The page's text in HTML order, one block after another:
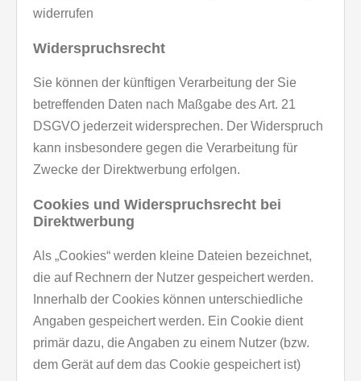
widerrufen
Widerspruchsrecht
Sie können der künftigen Verarbeitung der Sie
betreffenden Daten nach Maßgabe des Art. 21
DSGVO jederzeit widersprechen. Der Widerspruch
kann insbesondere gegen die Verarbeitung für
Zwecke der Direktwerbung erfolgen.
Cookies und Widerspruchsrecht bei
Direktwerbung
Als „Cookies“ werden kleine Dateien bezeichnet,
die auf Rechnern der Nutzer gespeichert werden.
Innerhalb der Cookies können unterschiedliche
Angaben gespeichert werden. Ein Cookie dient
primär dazu, die Angaben zu einem Nutzer (bzw.
dem Gerät auf dem das Cookie gespeichert ist)